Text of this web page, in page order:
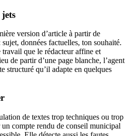
version d’article à partir de
données factuelles, ton souhaité.
que le rédacteur affine et
de partir d’une page blanche, l’agent
structuré qu’il adapte en quelques
de textes trop techniques ou trop
compte rendu de conseil municipal